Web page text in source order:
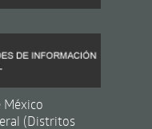
(Distritos